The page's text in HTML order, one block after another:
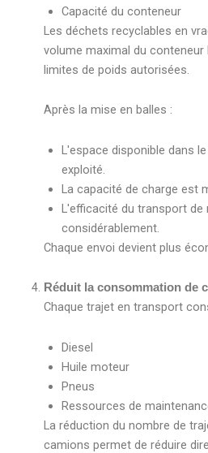
Capacité du conteneur
Les déchets recyclables en
volume maximal du
limites de poids autorisées.
Après la mise en balles :
L'espace disponible dans
exploité.
La capacité de charge est
L'efficacité du transport
considérablement.
Chaque envoi devient plus
Réduit la consommation de
Chaque trajet en transport
Diesel
Huile moteur
Pneus
Ressources de
La réduction du nombre de
camions permet de réduire